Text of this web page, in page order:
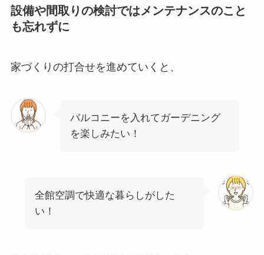
設備や間取りの検討ではメンテナンスのこと
も忘れずに
家づくりの打合せを進めていくと、
バルコニーを入れてガーデニング
を楽しみたい！
全館空調で快適な暮らしがした
い！